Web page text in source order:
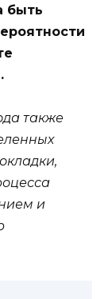
быть
также
и